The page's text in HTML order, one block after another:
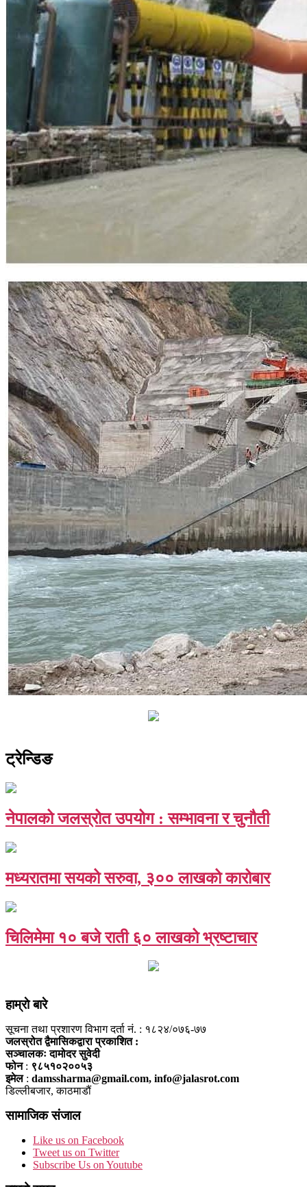
ट्रेन्डिङ
नेपालको जलस्रोत उपयोग : सम्भावना र चुनौती
मध्यरातमा सयको सरुवा, ३०० लाखको कारोबार
चिलिमेमा १० बजे राती ६० लाखको भ्रष्टाचार
हाम्राे बारे
सूचना तथा प्रशारण विभाग दर्ता नं. : १८२४/०७६-७७
जलस्रोत द्वैमासिकद्वारा प्रकाशित :
सञ्चालकः दामोदर सुवेदी
फोन : ९८५१०२००५३
इमेल: damssharma@gmail.com, info@jalasrot.com
डिल्लीबजार, काठमाडौं
सामाजिक संजाल
Like us on Facebook
Tweet us on Twitter
Subscribe Us on Youtube